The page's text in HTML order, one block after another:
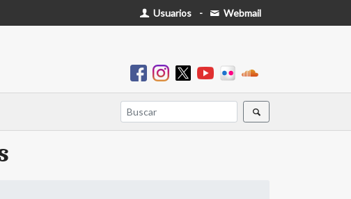
Usuarios - Webmail